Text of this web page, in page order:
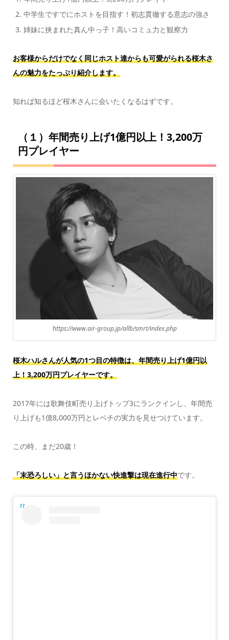
中学生ですでにホストを目指す！初志貫徹する意志の強さ
姉妹に挟まれた真ん中っ子！高いコミュ力と観察力
お客様からだけでなく同じホスト達からも可愛がられる桜木さ
んの魅力をたっぷり紹介します。
知れば知るほど桜木さんに会いたくなるはずです。
（１）年間売り上げ1億円以上！3,200万
円プレイヤー
https://www.air-group.jp/allb/smrt/index.php
桜木ハルさんが人気の1つ目の特徴は、年間売り上げ1億円以
上！3,200万円プレイヤーです。
2017年には歌舞伎町売り上げトップ3にランクインし、年間売
り上げも1億8,000万円とレベチの実力を見せつけています。
この時、まだ20歳！
「末恐ろしい」と言うほかない快進撃は現在進行中です。